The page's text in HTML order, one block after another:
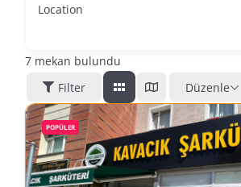
Location
7 mekan bulundu
Filter
Düzenle
POPÜLER